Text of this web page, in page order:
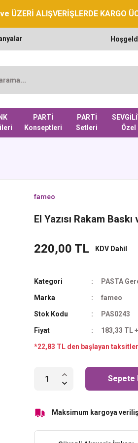
ÜZERİ ALIŞVERİŞLERDE KARGO
PARTİ
Konseptleri
PARTİ
Setleri
Özel
fameo
El Yazısı Rakam
220,00 TL KDV Dahil
Kategori PASTA
Marka fameo
Stok Kodu PAS0243
Fiyat 183,33 TL
*22,83 TL den başlayan
Sepete
Maksimum kargoya